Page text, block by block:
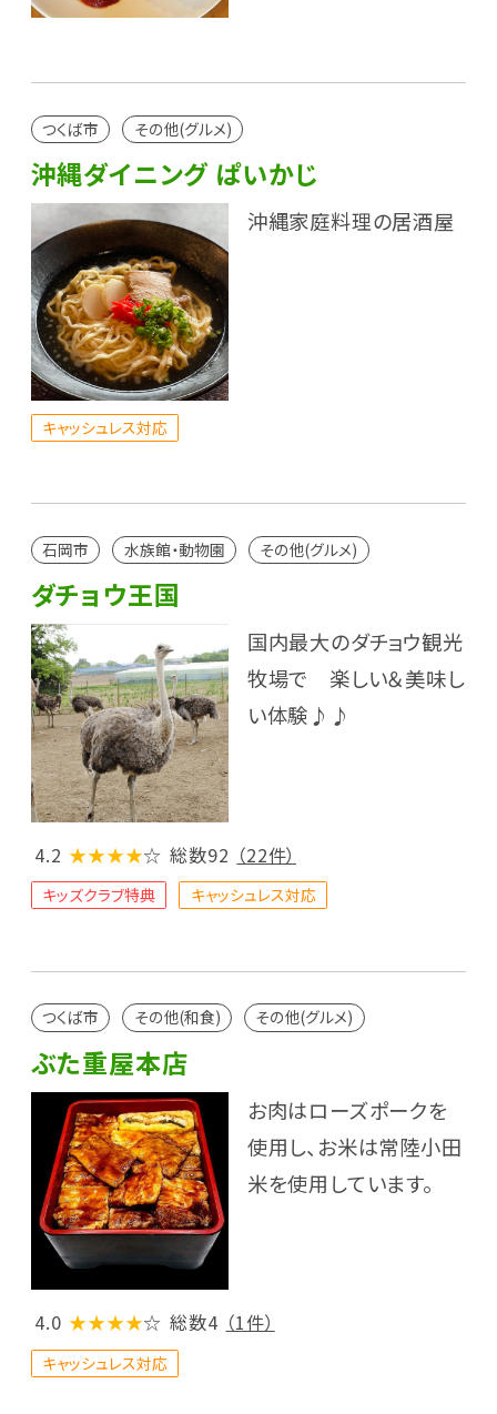
つくば市 その他(グルメ)
沖縄ダイニング ぱいかじ
沖縄家庭料理の居酒屋
キャッシュレス対応
石岡市 水族館・動物園 その他(グルメ)
ダチョウ王国
国内最大のダチョウ観光
牧場で 楽しい＆美味し
い体験♪♪
4.2 ★★★★☆ 総数92 （22件）
キッズクラブ特典 キャッシュレス対応
つくば市 その他(和食) その他(グルメ)
ぶた重屋本店
お肉はローズポークを
使用し、お米は常陸小田
米を使用しています。
4.0 ★★★★☆ 総数4 （1件）
キャッシュレス対応